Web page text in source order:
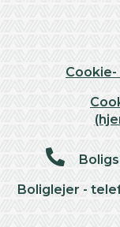
Boliglejer -